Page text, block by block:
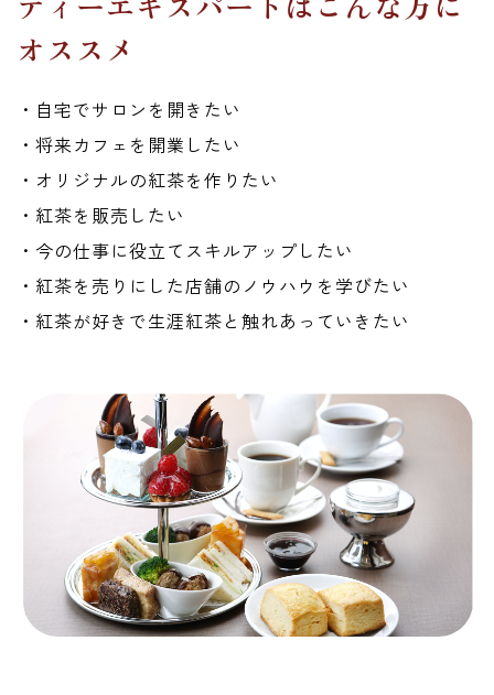
オススメ
・自宅でサロンを開きたい
・将来カフェを開業したい
・オリジナルの紅茶を作りたい
・紅茶を販売したい
・今の仕事に役立てスキルアップしたい
・紅茶を売りにした店舗のノウハウを学びたい
・紅茶が好きで生涯紅茶と触れあっていきたい